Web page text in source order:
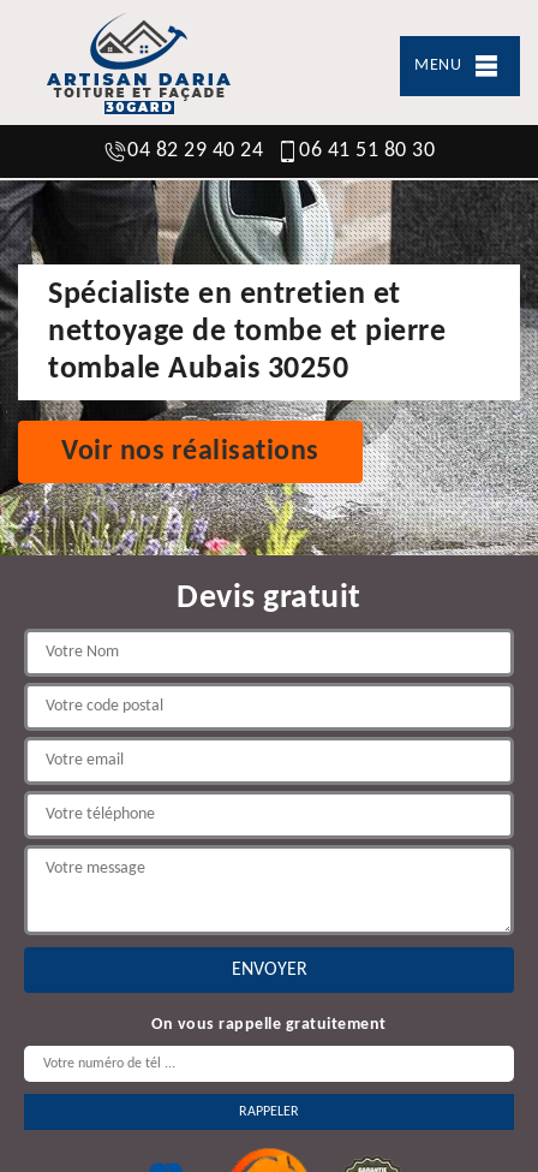
MENU
04 82 29 40 24 06 41 51 80 30
Spécialiste en entretien et
nettoyage de tombe et pierre
tombale Aubais 30250
Voir nos réalisations
Devis gratuit
On vous rappelle gratuitement